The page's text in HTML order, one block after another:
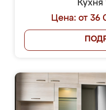
Цена: от 36